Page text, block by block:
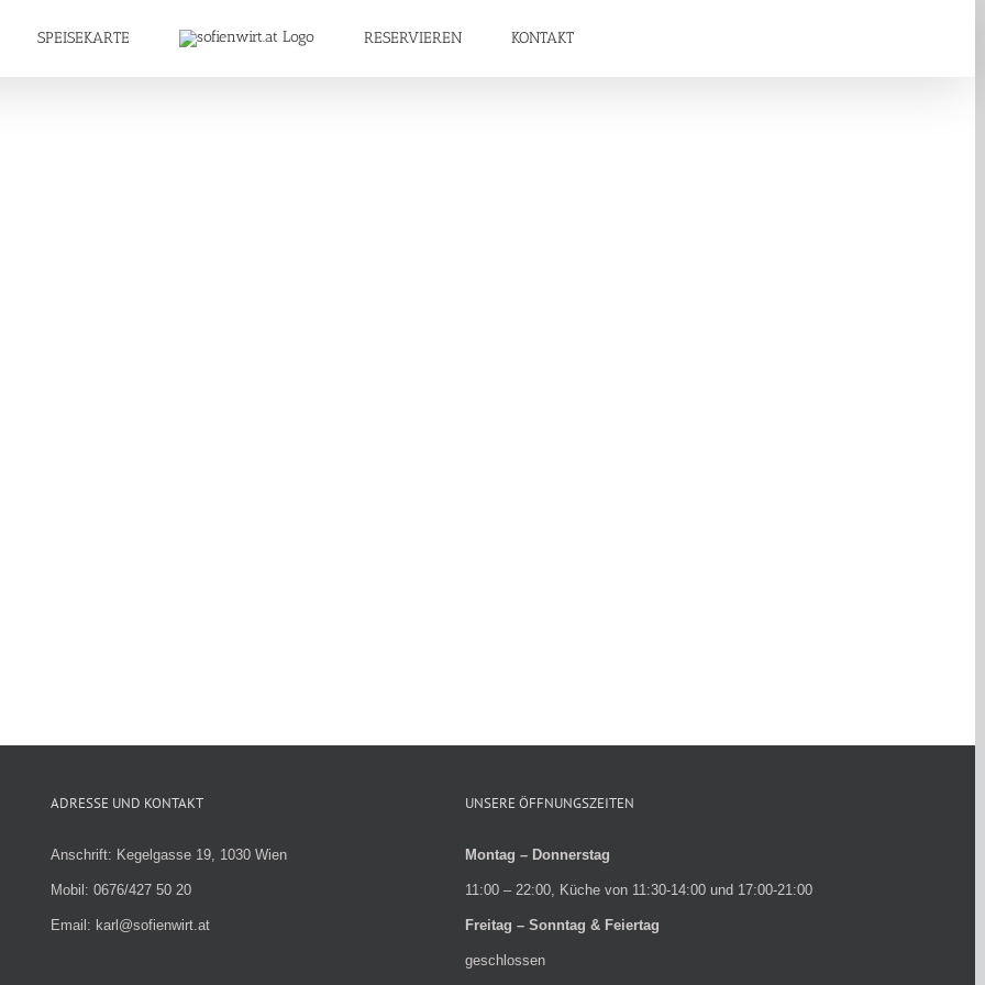
SPEISEKARTE RESERVIEREN KONTAKT
ADRESSE UND KONTAKT
Anschrift: Kegelgasse 19, 1030 Wien
Mobil: 0676/427 50 20
Email: karl@sofienwirt.at
UNSERE ÖFFNUNGSZEITEN
Montag – Donnerstag
11:00 – 22:00, Küche von 11:30-14:00 und 17:00-21:00
Freitag – Sonntag & Feiertag
geschlossen